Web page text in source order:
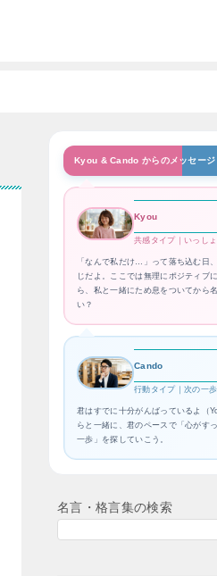
Kyou & Cando からのメッセージ
Kyou
共感タイプ｜いっし
「なんで私だけ…」って落ち込む日
じだよ。ここでは無理にポジティブ
ら、私と一緒にため息をついてから
い？
Cando
行動タイプ｜次の一
君はすでに十分がんばっているよ（
らと一緒に、君のペースで「心がす
一歩」を探していこう。
名言・格言集の検索